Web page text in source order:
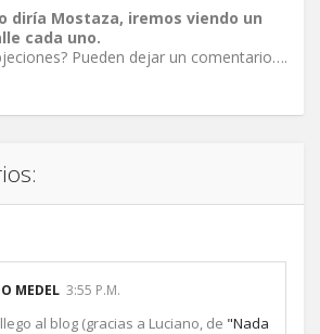
diría Mostaza, iremos viendo un
cada uno.
Pueden dejar un comentario….
MEDEL 3:55 P.M.
al blog (gracias a Luciano, de "Nada